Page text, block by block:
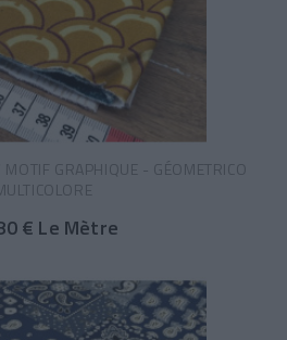
GRAPHIQUE - GÉOMETRICO
€ Le Mètre